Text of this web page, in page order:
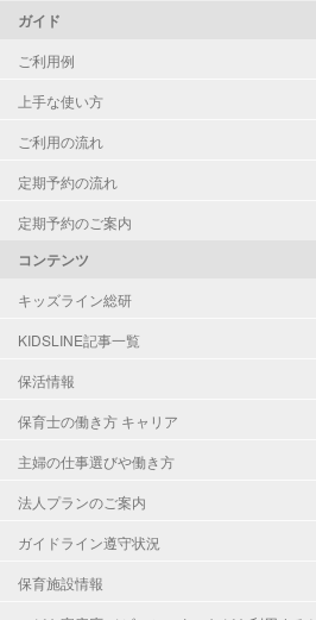
ガイド
ご利用例
上手な使い方
ご利用の流れ
定期予約の流れ
定期予約のご案内
コンテンツ
キッズライン総研
KIDSLINE記事一覧
保活情報
保育士の働き方 キャリア
主婦の仕事選びや働き方
法人プランのご案内
ガイドライン遵守状況
保育施設情報